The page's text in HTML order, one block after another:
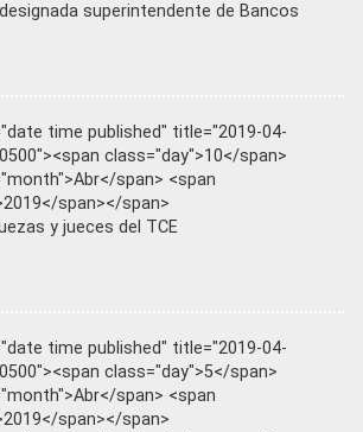
superintendente de Bancos
time published" title="2019-04-
class="day">10</span>
span> <span
span></span>
y jueces del TCE
time published" title="2019-04-
class="day">5</span>
span> <span
span></span>